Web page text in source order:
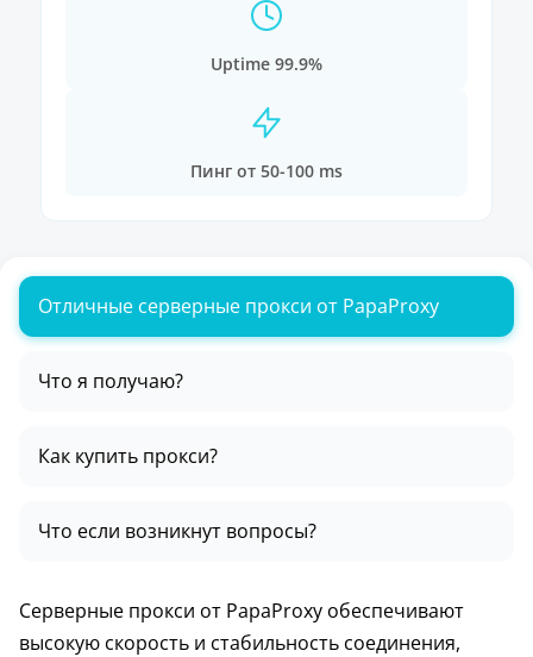
Uptime 99.9%
Пинг от 50-100 ms
Отличные серверные прокси от PapaProxy
Что я получаю?
Как купить прокси?
Что если возникнут вопросы?
Серверные прокси от PapaProxy обеспечивают
высокую скорость и стабильность соединения,